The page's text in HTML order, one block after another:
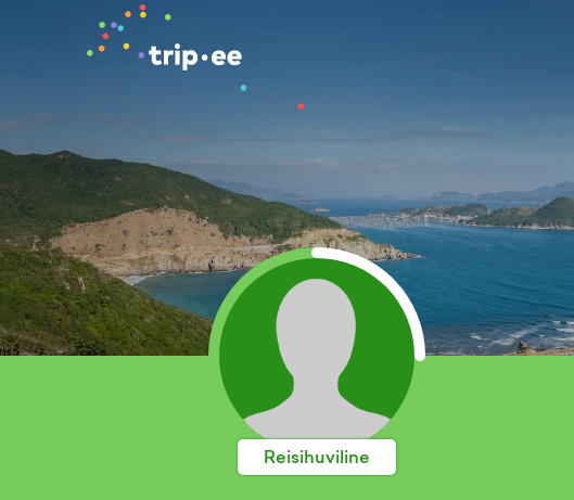
Reisihuviline